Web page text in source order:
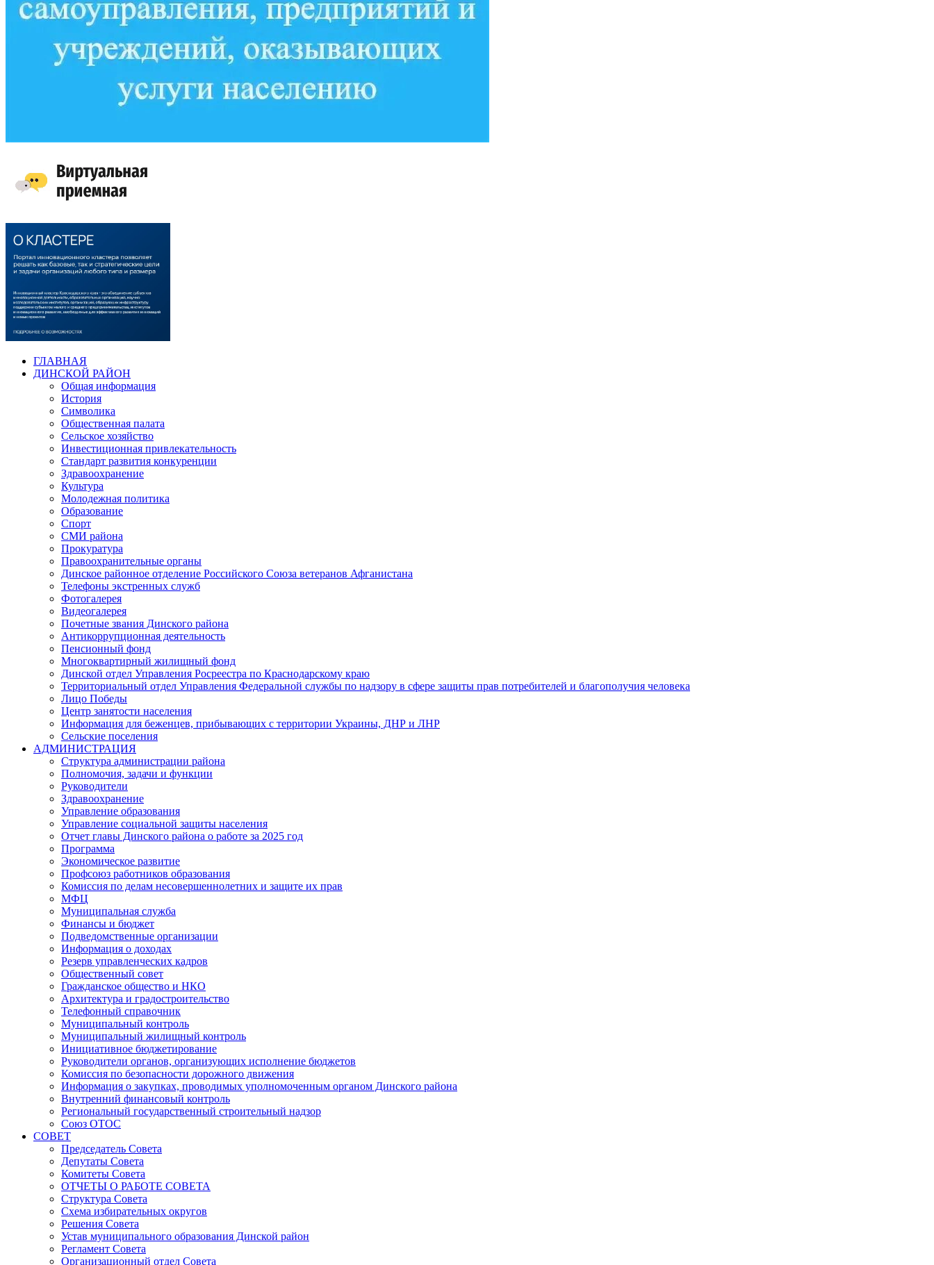
ГЛАВНАЯ
ДИНСКОЙ РАЙОН
Общая информация
История
Символика
Общественная палата
Сельское хозяйство
Инвестиционная привлекательность
Стандарт развития конкуренции
Здравоохранение
Культура
Молодежная политика
Образование
Спорт
СМИ района
Прокуратура
Правоохранительные органы
Динское районное отделение Российского Союза ветеранов Афганистана
Телефоны экстренных служб
Фотогалерея
Видеогалерея
Почетные звания Динского района
Антикоррупционная деятельность
Пенсионный фонд
Многоквартирный жилищный фонд
Динской отдел Управления Росреестра по Краснодарскому краю
Территориальный отдел Управления Федеральной службы по надзору в сфере защиты прав потребителей и благополучия человека
Лицо Победы
Центр занятости населения
Информация для беженцев, прибывающих с территории Украины, ДНР и ЛНР
Сельские поселения
АДМИНИСТРАЦИЯ
Структура администрации района
Полномочия, задачи и функции
Руководители
Здравоохранение
Управление образования
Управление социальной защиты населения
Отчет главы Динского района о работе за 2025 год
Программа
Экономическое развитие
Профсоюз работников образования
Комиссия по делам несовершеннолетних и защите их прав
МФЦ
Муниципальная служба
Финансы и бюджет
Подведомственные организации
Информация о доходах
Резерв управленческих кадров
Общественный совет
Гражданское общество и НКО
Архитектура и градостроительство
Телефонный справочник
Муниципальный контроль
Муниципальный жилищный контроль
Инициативное бюджетирование
Руководители органов, организующих исполнение бюджетов
Комиссия по безопасности дорожного движения
Информация о закупках, проводимых уполномоченным органом Динского района
Внутренний финансовый контроль
Региональный государственный строительный надзор
Союз ОТОС
СОВЕТ
Председатель Совета
Депутаты Совета
Комитеты Совета
ОТЧЕТЫ О РАБОТЕ СОВЕТА
Структура Совета
Схема избирательных округов
Решения Совета
Устав муниципального образования Динской район
Регламент Совета
Организационный отдел Совета